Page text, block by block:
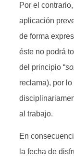
Por el
aplicación
de forma
éste no podrá
del principio “
reclama), por
al trabajo.
En
la fecha de